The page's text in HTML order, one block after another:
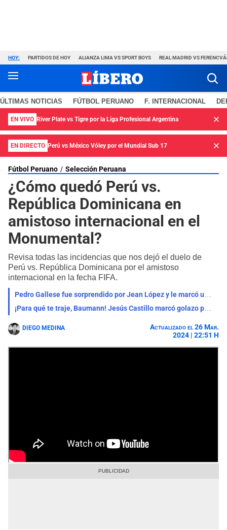
HOY: PARTIDOS DE HOY ALIANZA LIMA VS SPORT BOYS REAL MADRID VS
ÚLTIMAS NOTICIAS FÚTBOL PERUANO F. INTERNACIONAL
EN VIVO River Plate vs Tigre por la Liga Profesional Argentina
EN DIRECTO Perú vs México Vóley por el Mundial Sub 17
Fútbol Peruano Selección Peruana
¿Cómo quedó Perú vs.
República Dominicana en
amistoso internacional en el
Monumental?
Revisa todas las incidencias que nos dejó el duelo de
Perú vs. República Dominicana por el amistoso
internacional en la fecha FIFA.
Pedro Gallese fue sorprendido por Jean López y le marcó un golazo desde fuera del área - VIDEO
¡Para qué te traje, Baumann! Jesús Castillo marcó golazo para el 2-0 de Perú - VIDEO
DIEGO MEDINA
Actualizado el 26 Mar.
2024 | 22:51 H
Perú vs. República Dominicana en amistoso | Foto: Luis Jiménez - Líbero